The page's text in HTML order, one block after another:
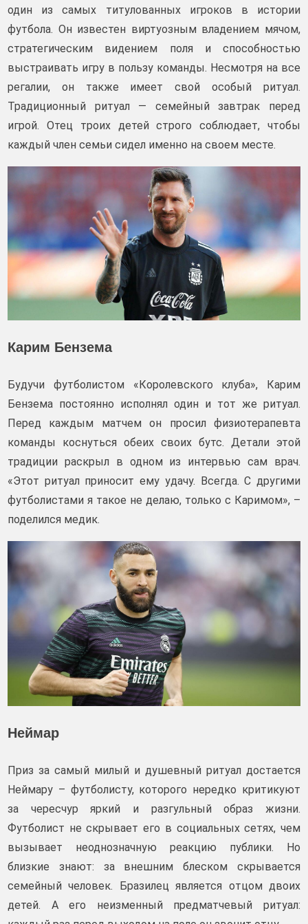
один из самых титулованных игроков в истории
футбола. Он известен виртуозным владением мячом,
стратегическим видением поля и способностью
выстраивать игру в пользу команды. Несмотря на все
регалии, он также имеет свой особый ритуал.
Традиционный ритуал — семейный завтрак перед
игрой. Отец троих детей строго соблюдает, чтобы
каждый член семьи сидел именно на своем месте.
Карим Бензема
Будучи футболистом «Королевского клуба», Карим
Бензема постоянно исполнял один и тот же ритуал.
Перед каждым матчем он просил физиотерапевта
команды коснуться обеих своих бутс. Детали этой
традиции раскрыл в одном из интервью сам врач.
«Этот ритуал приносит ему удачу. Всегда. С другими
футболистами я такое не делаю, только с Каримом», –
поделился медик.
Неймар
Приз за самый милый и душевный ритуал достается
Неймару – футболисту, которого нередко критикуют
за чересчур яркий и разгульный образ жизни.
Футболист не скрывает его в социальных сетях, чем
вызывает неоднозначную реакцию публики. Но
близкие знают: за внешним блеском скрывается
семейный человек. Бразилец является отцом двоих
детей. А его неизменный предматчевый ритуал: